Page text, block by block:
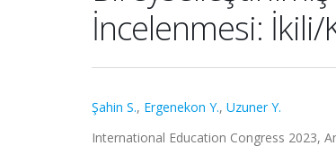
İncelenmesi: İkili/
Şahin S., Ergenekon Y., Uzuner Y.
International Education Congress 2023,